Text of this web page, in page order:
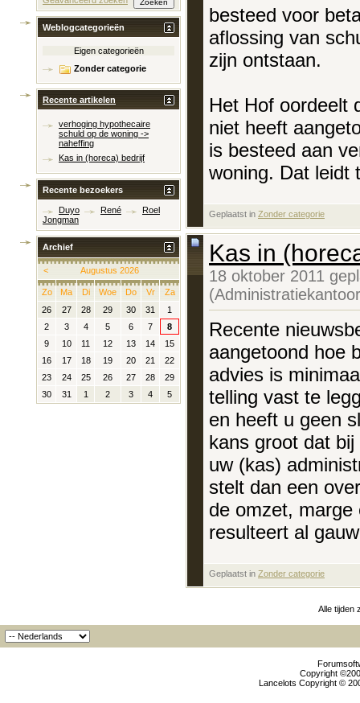
besteed voor
aflossing van
zijn ontstaan.
Het Hof oordeelt
niet heeft
is besteed aan
woning. Dat leidt
Geplaatst in Zonder categorie
Kas in
18 oktober 2011
Recente
aangetoond hoe
advies is
telling vast te
en heeft u geen
kans groot dat
uw (kas)
stelt dan een
de omzet,
resulteert al
Geplaatst in Zonder categorie
Weblogcategorieën
Eigen categorieën
Zonder categorie
Recente artikelen
verhoging hypothecaire
schuld op de woning ->
naheffing
Kas in (horeca) bedrijf
Recente bezoekers
Duyo René
Roel
Jongman
Archief
< Augustus 2026
Zo Ma Di Woe Do Vr
Za
26
27 28 29 30 31
1
2
3 4 5 6 7
8
9
10 11 12 13 14
15
16
17 18 19 20 21
22
23
24 25 26 27 28
29
30
31 1 2 3 4 5
Alle tijden
Copyright
Lancelots Copyright ©